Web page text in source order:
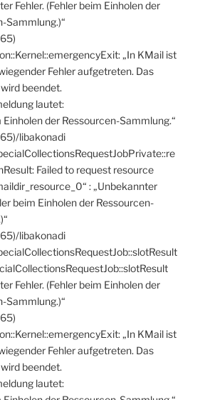
Fehler. (Fehler beim Einholen der
Sammlung.)“
„In KMail ist
Fehler aufgetreten. Das
beendet.
lautet:
Einholen der Ressourcen-Sammlung.“
libakonadi
Failed to request resource
: „Unbekannter
beim Einholen der Ressourcen-
libakonadi
Fehler. (Fehler beim Einholen der
Sammlung.)“
„In KMail ist
Fehler aufgetreten. Das
beendet.
lautet: